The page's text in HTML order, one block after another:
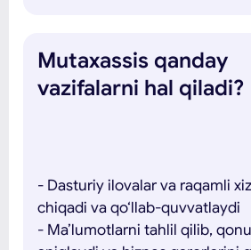
Mutaxassis qanday
vazifalarni hal qiladi?
- Dasturiy ilovalar va raqamli
chiqadi va qo‘llab-quvvatlaydi
- Ma’lumotlarni tahlil qilib,